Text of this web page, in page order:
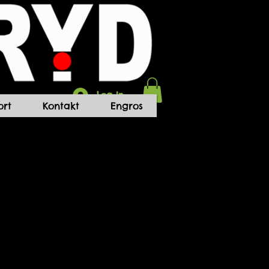
Log In
Kontakt Engros